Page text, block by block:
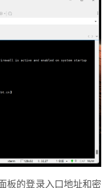
板的登录入口地址和密